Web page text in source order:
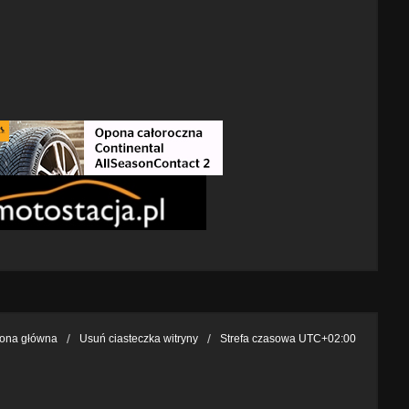
główna Usuń ciasteczka witryny Strefa czasowa UTC+02:00